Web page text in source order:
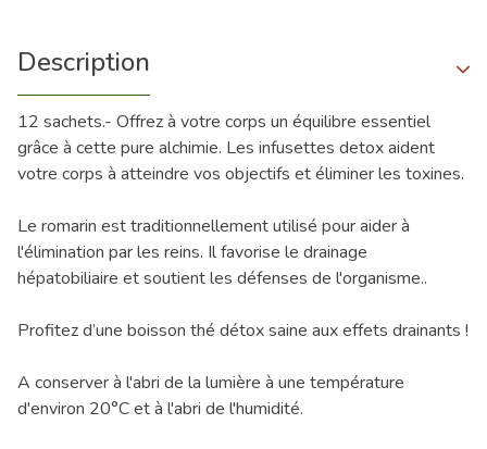
Description
12 sachets.- Offrez à votre corps un équilibre essentiel
grâce à cette pure alchimie. Les infusettes detox aident
votre corps à atteindre vos objectifs et éliminer les toxines.
Le romarin est traditionnellement utilisé pour aider à
l'élimination par les reins. Il favorise le drainage
hépatobiliaire et soutient les défenses de l'organisme..
Profitez d’une boisson thé détox saine aux effets drainants !
A conserver à l'abri de la lumière à une température
d'environ 20°C et à l'abri de l'humidité.